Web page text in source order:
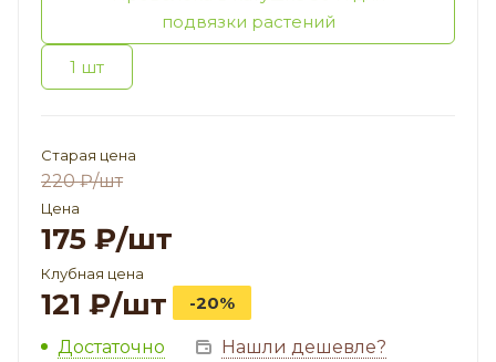
подвязки растений
1 шт
Старая цена
220₽/шт
Цена
175 ₽/шт
Клубная цена
121 ₽/шт -20%
Достаточно Нашли дешевле?